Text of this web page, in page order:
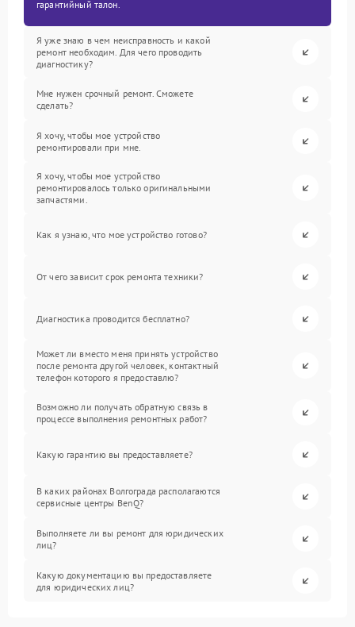
гарантийный талон.
Я уже знаю в чем неисправность и какой
ремонт необходим. Для чего проводить
диагностику?
Мне нужен срочный ремонт. Сможете
сделать?
Я хочу, чтобы мое устройство
ремонтировали при мне.
Я хочу, чтобы мое устройство
ремонтировалось только оригинальными
запчастями.
Как я узнаю, что мое устройство готово?
От чего зависит срок ремонта техники?
Диагностика проводится бесплатно?
Может ли вместо меня принять устройство
после ремонта другой человек, контактный
телефон которого я предоставлю?
Возможно ли получать обратную связь в
процессе выполнения ремонтных работ?
Какую гарантию вы предоставляете?
В каких районах Волгограда располагаются
сервисные центры BenQ?
Выполняете ли вы ремонт для юридических
лиц?
Какую документацию вы предоставляете
для юридических лиц?